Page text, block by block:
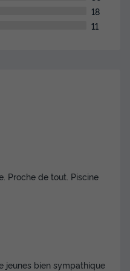
18
11
Proche de tout. Piscine
jeunes bien sympathique